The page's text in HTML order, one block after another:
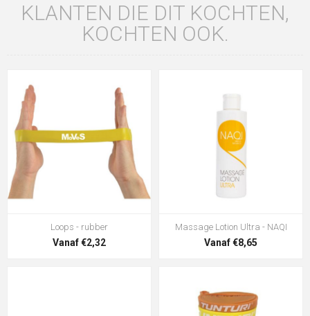
KLANTEN DIE DIT KOCHTEN,
KOCHTEN OOK.
Loops - rubber
Vanaf €2,32
Massage Lotion Ultra - NAQI
Vanaf €8,65